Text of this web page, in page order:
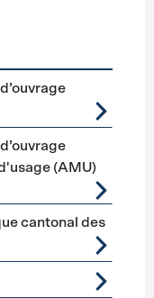
(AMU)
cantonal des